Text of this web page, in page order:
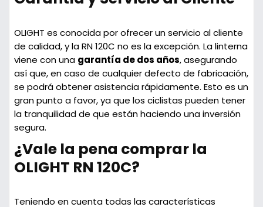
OLIGHT es conocida por ofrecer un servicio al cliente
de calidad, y la RN 120C no es la excepción. La linterna
viene con una garantía de dos años, asegurando
así que, en caso de cualquier defecto de fabricación,
se podrá obtener asistencia rápidamente. Esto es un
gran punto a favor, ya que los ciclistas pueden tener
la tranquilidad de que están haciendo una inversión
segura.
¿Vale la pena comprar la
OLIGHT RN 120C?
Teniendo en cuenta todas las características